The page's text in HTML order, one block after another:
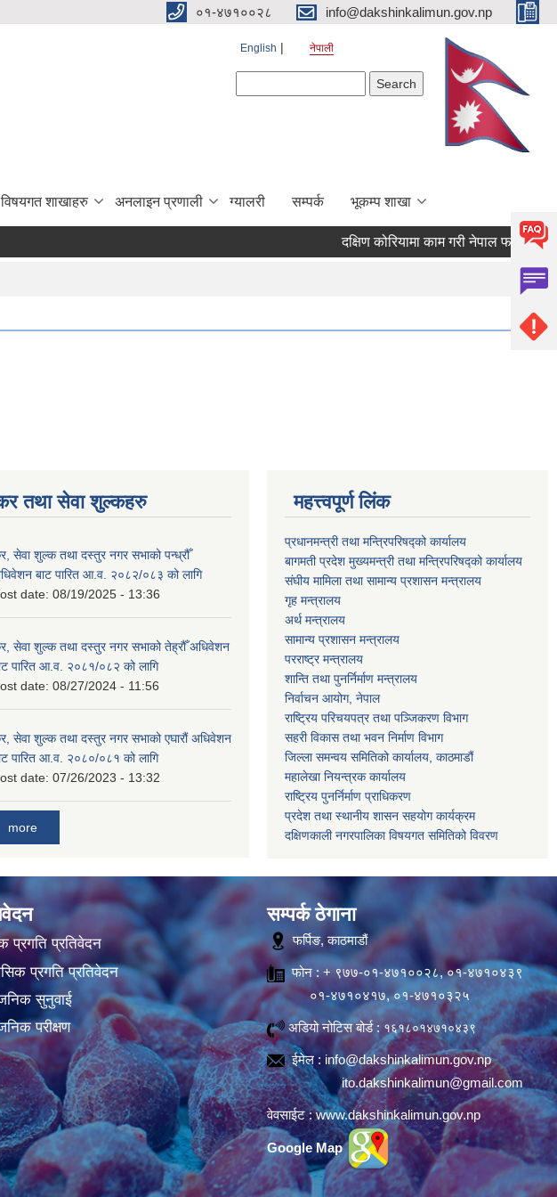
०१-४७१००२८ info@dakshinkalimun.gov.np
English नेपाली
विषयगत शाखाहरु अनलाइन प्रणाली ग्यालरी सम्पर्क भूकम्प शाखा
दक्षिण कोरियामा काम गरी नेपाल फर्किएका
तथा सेवा शुल्कहरु
सेवा शुल्क तथा दस्तुर नगर सभाको पन्ध्रौँ
बाट पारित आ.व. २०८२/०८३ को लागि
date: 08/19/2025 - 13:36
सेवा शुल्क तथा दस्तुर नगर सभाको तेह्रौँ अधिवेशन
पारित आ.व. २०८१/०८२ को लागि
date: 08/27/2024 - 11:56
सेवा शुल्क तथा दस्तुर नगर सभाको एघारौं अधिवेशन
पारित आ.व. २०८०/०८१ को लागि
date: 07/26/2023 - 13:32
more
महत्त्वपूर्ण लिंक
प्रधानमन्त्री तथा मन्त्रिपरिषद्को कार्यालय
बागमती प्रदेश मुख्यमन्त्री तथा मन्त्रिपरिषद्को कार्यालय
संघीय मामिला तथा सामान्य प्रशासन मन्त्रालय
गृह मन्त्रालय
अर्थ मन्त्रालय
सामान्य प्रशासन मन्त्रालय
परराष्ट्र मन्त्रालय
शान्ति तथा पुनर्निर्माण मन्त्रालय
निर्वाचन आयोग, नेपाल
राष्ट्रिय परिचयपत्र तथा पञ्जिकरण विभाग
सहरी विकास तथा भवन निर्माण विभाग
जिल्ला समन्वय समितिको कार्यालय, काठमाडौं
महालेखा नियन्त्रक कार्यालय
राष्ट्रिय पुनर्निर्माण प्राधिकरण
प्रदेश तथा स्थानीय शासन सहयोग कार्यक्रम
दक्षिणकाली नगरपालिका विषयगत समितिको विवरण
प्रगति प्रतिवेदन
प्रगति प्रतिवेदन
सुनुवाई
परीक्षण
सम्पर्क ठेगाना
फर्पिङ, काठमाडौं
फोन : + ९७७-०१-४७१००२८, ०१-४७१०४३९
०१-४७१०४१७, ०१-४७१०३२५
अडियो नोटिस बोर्ड : १६१८०१४७१०४३९
ईमेल : info@dakshinkalimun.gov.np
ito.dakshinkalimun@gmail.com
वेवसाईट :www.dakshinkalimun.gov.np
Google Map